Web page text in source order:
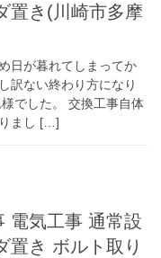
置き(川崎市多摩
日が暮れてしまってか
訳ない終わり方になり
でした。 交換工事自体
まし […]
電気工事 通常設
置き ボルト取り